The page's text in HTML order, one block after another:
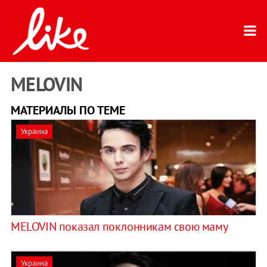
MELOVIN
МАТЕРИАЛЫ ПО ТЕМЕ
Украина
MELOVIN показал поклонникам свою маму
Украина